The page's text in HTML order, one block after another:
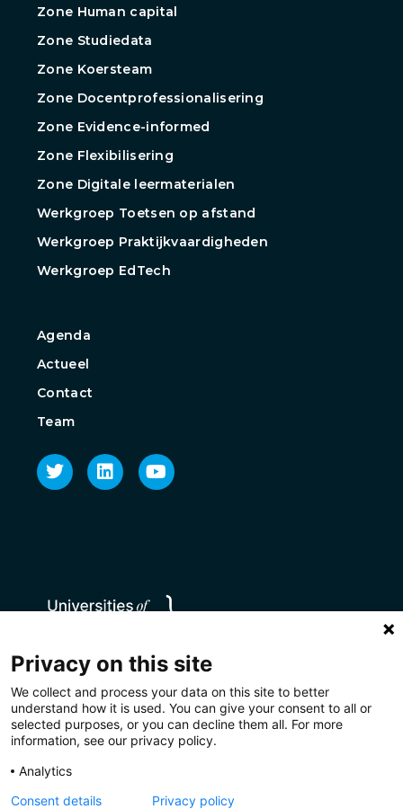
Zone Human capital
Zone Studiedata
Zone Koersteam
Zone Docentprofessionalisering
Zone Evidence-informed
Zone Flexibilisering
Zone Digitale leermaterialen
Werkgroep Toetsen op afstand
Werkgroep Praktijkvaardigheden
Werkgroep EdTech
Agenda
Actueel
Contact
Team
Privacy on this site
We collect and process your data on this site to better
understand how it is used. You can give your consent to all or
selected purposes, or you can decline them all. For more
information, see our privacy policy.
Analytics
Consent details
Privacy policy